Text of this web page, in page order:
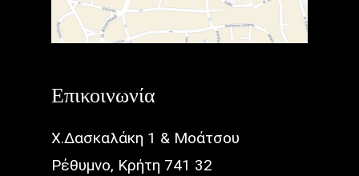
Επικοινωνία
Χ.Δασκαλάκη 1 & Μοάτσου
Ρέθυμνο, Κρήτη 741 32